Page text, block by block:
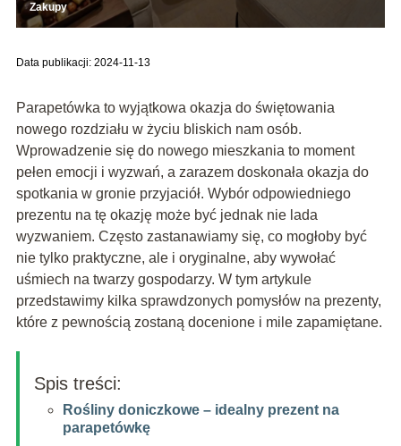
Zakupy
Data publikacji: 2024-11-13
Parapetówka to wyjątkowa okazja do świętowania
nowego rozdziału w życiu bliskich nam osób.
Wprowadzenie się do nowego mieszkania to moment
pełen emocji i wyzwań, a zarazem doskonała okazja do
spotkania w gronie przyjaciół. Wybór odpowiedniego
prezentu na tę okazję może być jednak nie lada
wyzwaniem. Często zastanawiamy się, co mogłoby być
nie tylko praktyczne, ale i oryginalne, aby wywołać
uśmiech na twarzy gospodarzy. W tym artykule
przedstawimy kilka sprawdzonych pomysłów na prezenty,
które z pewnością zostaną docenione i mile zapamiętane.
Spis treści:
Rośliny doniczkowe – idealny prezent na
parapetówkę